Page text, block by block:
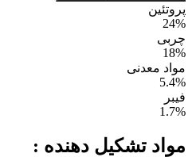
پروتئین
24%
چربی
18%
مواد معدنی
5.4%
فیبر
1.7%
مواد تشکیل دهنده :